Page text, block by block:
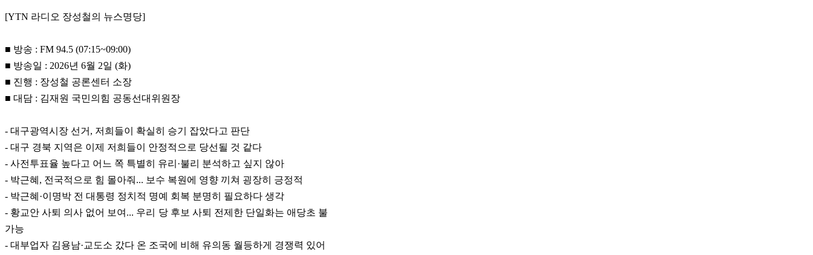
[YTN 라디오 장성철의 뉴스명당]
■ 방송 : FM 94.5 (07:15~09:00)
■ 방송일 : 2026년 6월 2일 (화)
■ 진행 : 장성철 공론센터 소장
■ 대담 : 김재원 국민의힘 공동선대위원장
- 대구광역시장 선거, 저희들이 확실히 승기 잡았다고 판단
- 대구 경북 지역은 이제 저희들이 안정적으로 당선될 것 같다
- 사전투표율 높다고 어느 쪽 특별히 유리·불리 분석하고 싶지 않아
- 박근혜, 전국적으로 힘 몰아줘... 보수 복원에 영향 끼쳐 굉장히 긍정적
- 박근혜·이명박 전 대통령 정치적 명예 회복 분명히 필요하다 생각
- 황교안 사퇴 의사 없어 보여... 우리 당 후보 사퇴 전제한 단일화는 애당초 불
가능
- 대부업자 김용남·교도소 갔다 온 조국에 비해 유의동 월등하게 경쟁력 있어